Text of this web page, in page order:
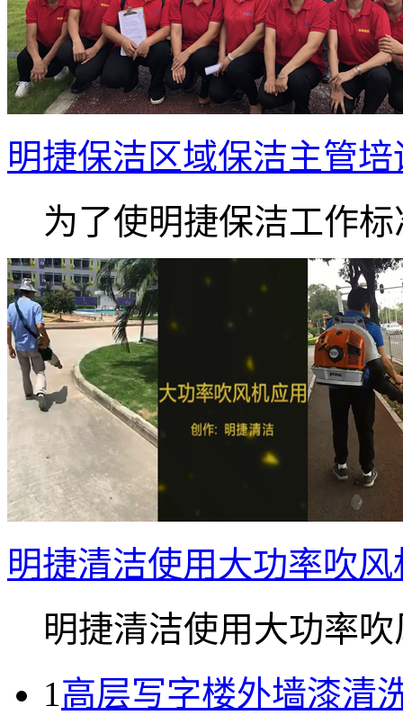
明捷保洁区域保洁主管培
为了使明捷保洁工作标
明捷清洁使用大功率吹风
明捷清洁使用大功率吹
1 高层写字楼外墙漆清